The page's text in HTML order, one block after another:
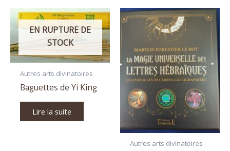
EN RUPTURE DE
STOCK
Autres arts divinatoires
Baguettes de Yi King
Lire la suite
Autres arts divinatoires